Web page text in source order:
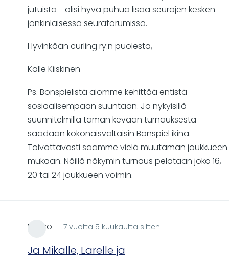
jutuista - olisi hyvä puhua lisää seurojen kesken
jonkinlaisessa seuraforumissa.
Hyvinkään curling ry:n puolesta,
Kalle Kiiskinen
Ps. Bonspielistä aiomme kehittää entistä
sosiaalisempaan suuntaan. Jo nykyisillä
suunnitelmilla tämän kevään turnauksesta
saadaan kokonaisvaltaisin Bonspiel ikinä.
Toivottavasti saamme vielä muutaman joukkueen
mukaan. Näillä näkymin turnaus pelataan joko 16,
20 tai 24 joukkueen voimin.
Kauko 7 vuotta 5 kuukautta sitten
Ja Mikalle, Larelle ja